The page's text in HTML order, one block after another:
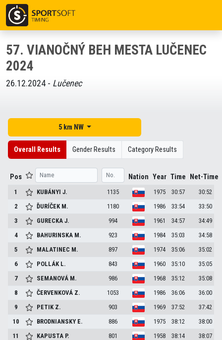
57. VIANOČNÝ BEH MESTA LUČENEC
2024
26.12.2024 - Lučenec
5 km NW
Overall Results Gender Results Category Results
Pos Nation Year Time Net-Time
1 KUBÁNYIJ. 1135 1975 30:57
30:52
2
ĎURÍČEK M. 1180 1986 33:54
33:50
3
GURECKAJ. 994 1961 34:57
34:49
4
BAHURINSKA M. 923 1984 35:03
34:58
5
MALATINEC M. 897 1974 35:06
35:02
6
POLLÁK L. 843 1960 35:10
35:05
7
SEMANOVÁ M. 986 1968 35:12
35:08
8
ČERVENKOVÁ Z. 1053 1986 36:06
36:00
9
PETIK Z. 903 1969 37:52
37:42
10
BRODNIANSKY E. 886 1975 38:12
38:00
11
KAPUSTA P. 801 1958 38:14
38:07